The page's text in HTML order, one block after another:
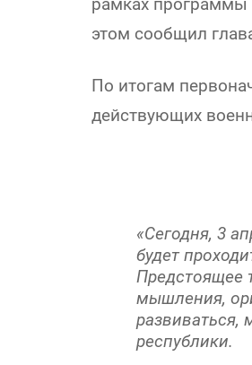
этом сообщил
По итогам
действующих
«Сегодня, 3
будет
Предстоящее
мышления,
развиваться,
республики.